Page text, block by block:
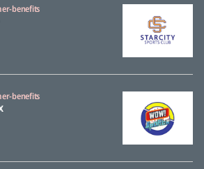
benefits
benefits